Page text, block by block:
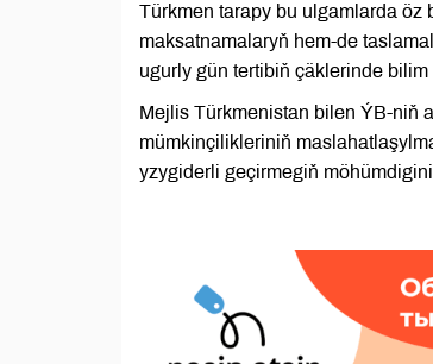
Türkmen tarapy bu ulgamlarda öz
maksatnamalaryň hem-de
ugurly gün tertibiň çäklerinde
Mejlis Türkmenistan bilen ÝB-niň
mümkinçilikleriniň
yzygiderli geçirmegiň